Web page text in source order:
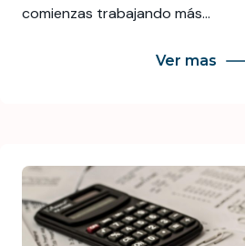
comienzas trabajando más…
Ver mas